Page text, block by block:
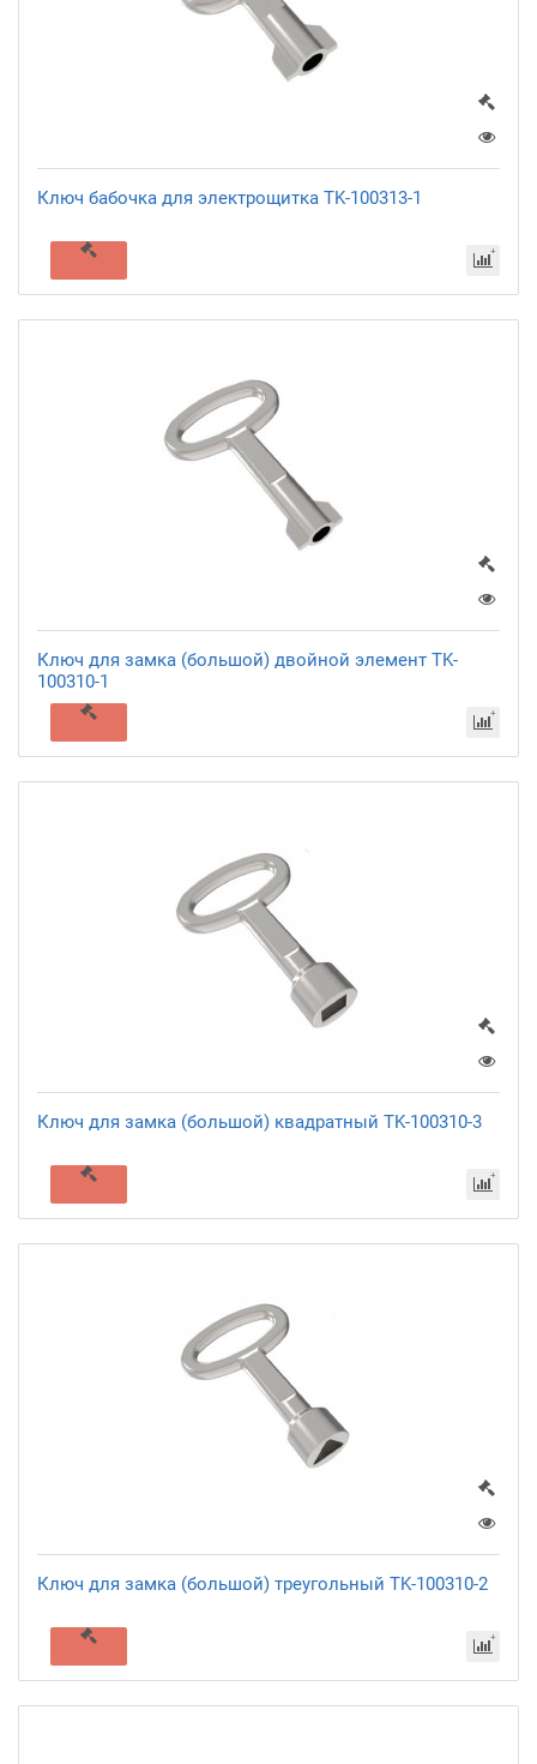
Ключ бабочка для электрощитка TK-100313-1
Ключ для замка (большой) двойной элемент TK-
100310-1
Ключ для замка (большой) квадратный TK-100310-3
Ключ для замка (большой) треугольный TK-100310-2